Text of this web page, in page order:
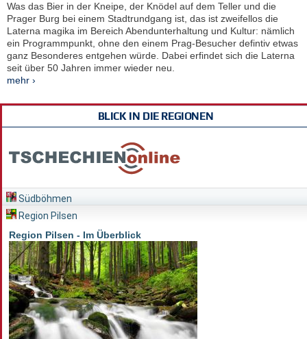
Was das Bier in der Kneipe, der Knödel auf dem Teller und die
Prager Burg bei einem Stadtrundgang ist, das ist zweifellos die
Laterna magika im Bereich Abendunterhaltung und Kultur: nämlich
ein Programmpunkt, ohne den einem Prag-Besucher defintiv etwas
ganz Besonderes entgehen würde. Dabei erfindet sich die Laterna
seit über 50 Jahren immer wieder neu.
mehr ›
BLICK IN DIE REGIONEN
Südböhmen
Region Pilsen
Region Pilsen - Im Überblick